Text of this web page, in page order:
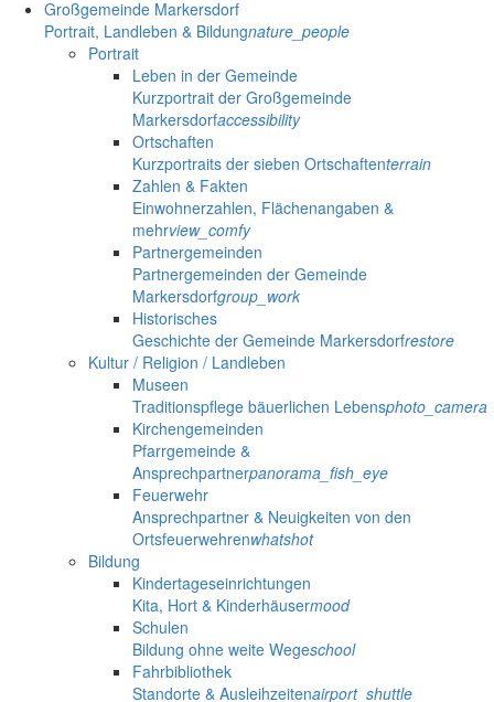
Großgemeinde Markersdorf
Portrait, Landleben & Bildungnature_people
Portrait
Leben in der Gemeinde
Kurzportrait der Großgemeinde
Markersdorfaccessibility
Ortschaften
Kurzportraits der sieben Ortschaftenterrain
Zahlen & Fakten
Einwohnerzahlen, Flächenangaben &
mehrview_comfy
Partnergemeinden
Partnergemeinden der Gemeinde
Markersdorfgroup_work
Historisches
Geschichte der Gemeinde Markersdorfrestore
Kultur / Religion / Landleben
Museen
Traditionspflege bäuerlichen Lebensphoto_camera
Kirchengemeinden
Pfarrgemeinde &
Ansprechpartnerpanorama_fish_eye
Feuerwehr
Ansprechpartner & Neuigkeiten von den
Ortsfeuerwehrenwhatshot
Bildung
Kindertageseinrichtungen
Kita, Hort & Kinderhäusermood
Schulen
Bildung ohne weite Wegeschool
Fahrbibliothek
Standorte & Ausleihzeitenairport_shuttle